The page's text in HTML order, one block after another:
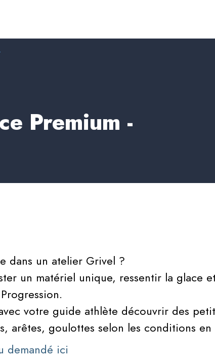
Premium -
dans un atelier Grivel ?
un matériel unique, ressentir la glace
votre guide athlète découvrir des
arêtes, goulottes selon les conditions en
demandé ici